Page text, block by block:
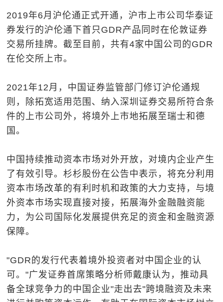
2019年6月沪伦通正式开通，沪市上市公司华泰证
券发行的沪伦通下首只GDR产品同时在伦敦证券
交易所挂牌。截至目前，共有4家中国公司的GDR
在伦交所上市。
2021年12月，中国证券监管部门修订沪伦通规
则，除拓宽适用范围、纳入深圳证券交易所符合条
件的上市公司外，将境外上市地拓展至瑞士和德
国。
中国持续推动资本市场对外开放，对境内企业产生
了有效引导。杉杉股份在公告中表示，将充分利用
资本市场改革的有利时机和政策的大力支持，与境
外资本市场实现直接对接，拓展海外金融融资能
力，为公司国际化发展提供充足的资金和金融资源
保障。
"GDR的发行代表着境外投资者对中国企业的认
可。"广发证券首席策略分析师戴康认为，推动具
备全球竞争力的中国企业"走出去"跨境融资及未来